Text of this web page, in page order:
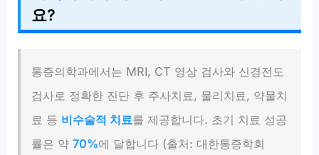
요?
통증의학과에서는 MRI, CT 영상 검사와 신경전도
검사로 정확한 진단 후 주사치료, 물리치료, 약물치
료 등 비수술적 치료를 제공합니다. 초기 치료 성공
률은 약70%에 달합니다 (출처: 대한통증학회